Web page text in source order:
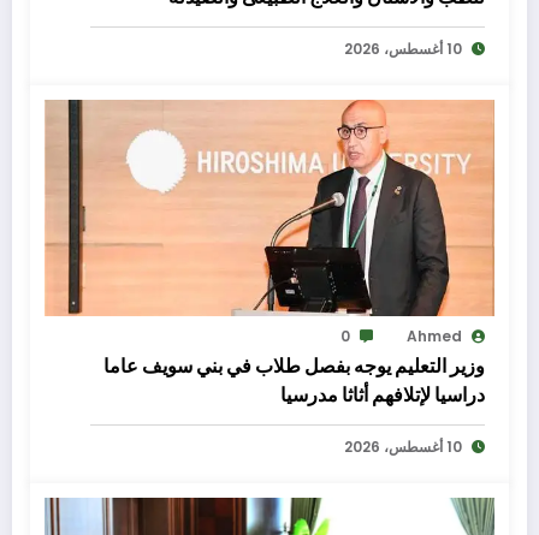
10 أغسطس، 2026
Ahmed
0
وزير التعليم يوجه بفصل طلاب في بني سويف عاما
دراسيا لإتلافهم أثاثا مدرسيا
10 أغسطس، 2026